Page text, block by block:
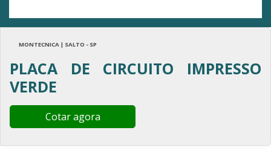
MONTECNICA | SALTO - SP
PLACA DE CIRCUITO IMPRESSO
VERDE
Cotar agora